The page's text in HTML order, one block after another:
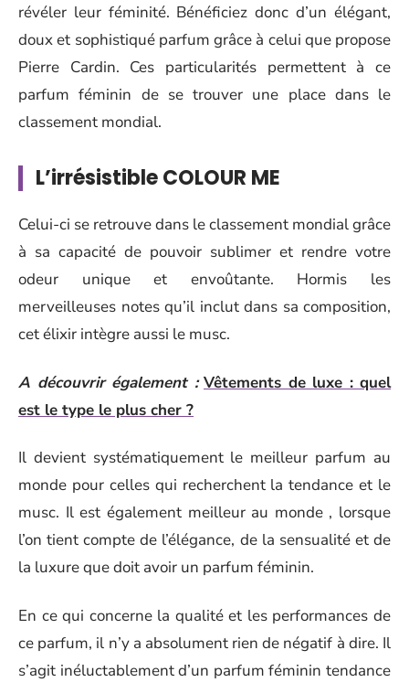
révéler leur féminité. Bénéficiez donc d’un élégant,
doux et sophistiqué parfum grâce à celui que propose
Pierre Cardin. Ces particularités permettent à ce
parfum féminin de se trouver une place dans le
classement mondial.
L’irrésistible COLOUR ME
Celui-ci se retrouve dans le classement mondial grâce
à sa capacité de pouvoir sublimer et rendre votre
odeur unique et envoûtante. Hormis les
merveilleuses notes qu’il inclut dans sa composition,
cet élixir intègre aussi le musc.
A découvrir également : Vêtements de luxe : quel
est le type le plus cher ?
Il devient systématiquement le meilleur parfum au
monde pour celles qui recherchent la tendance et le
musc. Il est également meilleur au monde , lorsque
l’on tient compte de l’élégance, de la sensualité et de
la luxure que doit avoir un parfum féminin.
En ce qui concerne la qualité et les performances de
ce parfum, il n’y a absolument rien de négatif à dire. Il
s’agit inéluctablement d’un parfum féminin tendance